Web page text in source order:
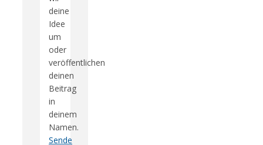
deine
Idee
um
oder
veröffentlichen
deinen
Beitrag
in
deinem
Namen.
Sende